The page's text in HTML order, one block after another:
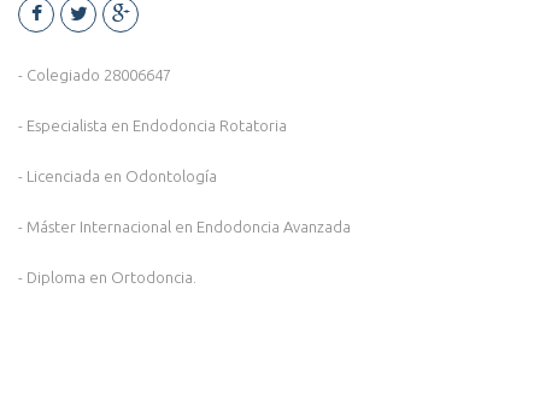
- Colegiado 28006647
- Especialista en Endodoncia Rotatoria
- Licenciada en Odontología
- Máster Internacional en Endodoncia Avanzada
- Diploma en Ortodoncia.